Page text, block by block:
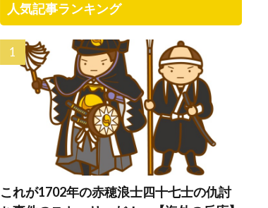
人気記事ランキング
これが1702年の赤穂浪士四十七士の仇討